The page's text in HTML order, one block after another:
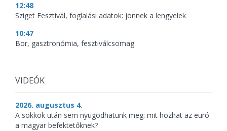
12:48
Sziget Fesztivál, foglalási adatok: jönnek a lengyelek
10:47
Bor, gasztronómia, fesztiválcsomag
VIDEÓK
2026. augusztus 4.
A sokkok után sem nyugodhatunk meg: mit hozhat az euró
a magyar befektetőknek?